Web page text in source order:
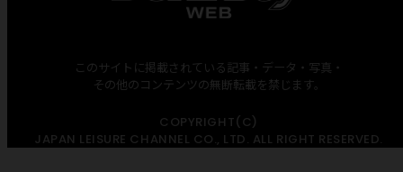
このサイトに掲載されている記事・データ・写真・
その他のコンテンツの無断転載を禁じます。
COPYRIGHT(C)
JAPAN LEISURE CHANNEL CO., LTD. ALL RIGHT RESERVED.